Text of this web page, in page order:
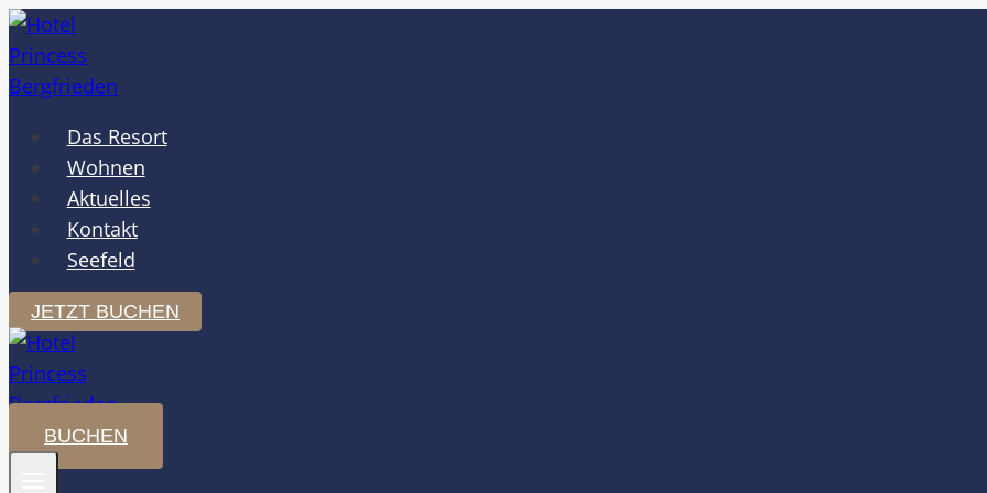
Zum
Inhalt
springen
Das Resort
Wohnen
Aktuelles
Kontakt
Seefeld
JETZT BUCHEN
BUCHEN